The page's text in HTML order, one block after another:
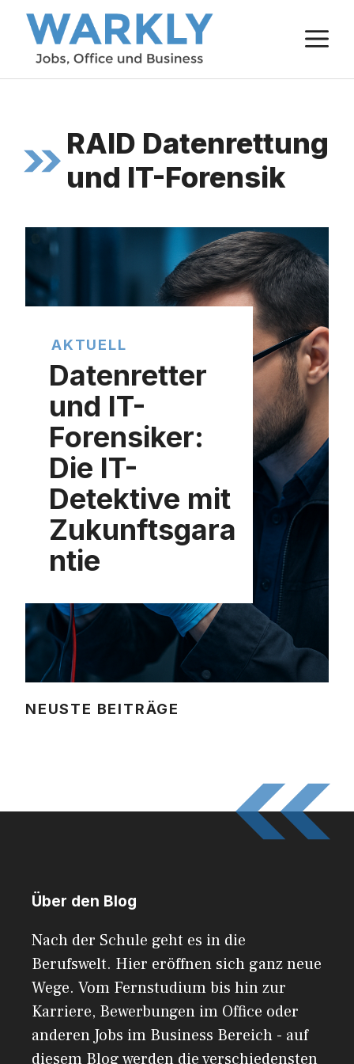
Zum
Inhalt
springen
RAID Datenrettung
und IT-Forensik
AKTUELL
Datenretter
und IT-
Forensiker:
Die IT-
Detektive mit
Zukunftsgara
ntie
NEUSTE BEITRÄGE
Über den Blog
Nach der Schule geht es in die
Berufswelt. Hier eröffnen sich ganz neue
Wege. Vom Fernstudium bis hin zur
Karriere, Bewerbungen im Office oder
anderen Jobs im Business Bereich - auf
diesem Blog werden die verschiedensten